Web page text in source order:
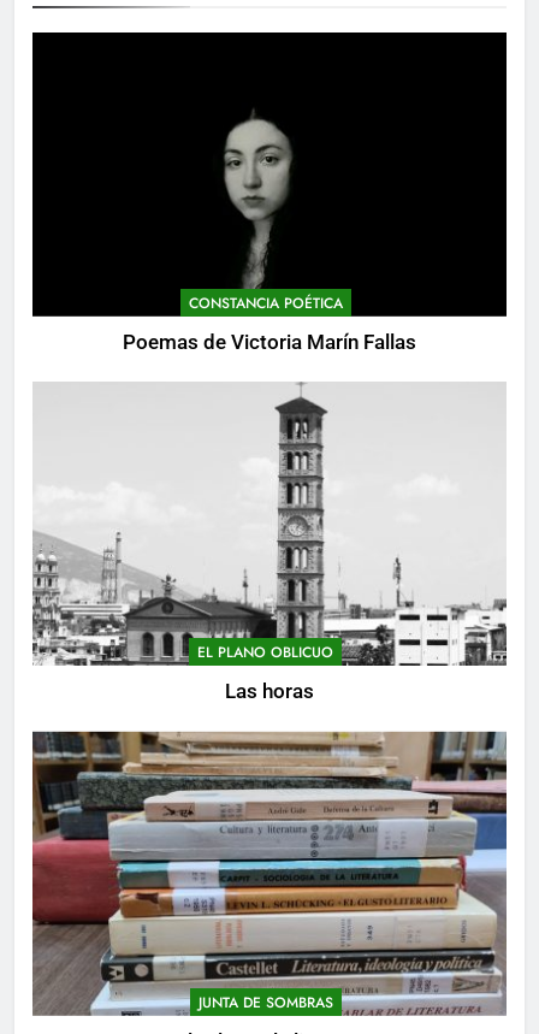
CONSTANCIA POÉTICA
Poemas de Victoria Marín Fallas
EL PLANO OBLICUO
Las horas
JUNTA DE SOMBRAS